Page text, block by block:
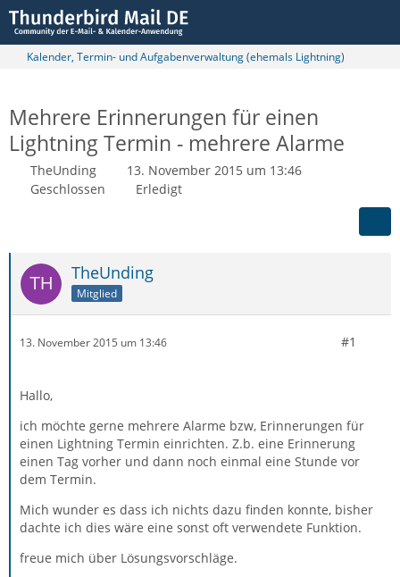
Kalender, Termin- und Aufgabenverwaltung (ehemals Lightning)
Mehrere Erinnerungen für einen
Lightning Termin - mehrere Alarme
TheUnding
13. November 2015 um 13:46
Geschlossen
Erledigt
TheUnding
Mitglied
13. November 2015 um 13:46 #1
Hallo,
ich möchte gerne mehrere Alarme bzw, Erinnerungen für
einen Lightning Termin einrichten. Z.b. eine Erinnerung
einen Tag vorher und dann noch einmal eine Stunde vor
dem Termin.
Mich wunder es dass ich nichts dazu finden konnte, bisher
dachte ich dies wäre eine sonst oft verwendete Funktion.
freue mich über Lösungsvorschläge.